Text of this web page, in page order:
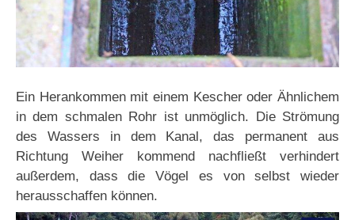
Ein Herankommen mit einem Kescher oder Ähnlichem
in dem schmalen Rohr ist unmöglich. Die Strömung
des Wassers in dem Kanal, das permanent aus
Richtung Weiher kommend nachfließt verhindert
außerdem, dass die Vögel es von selbst wieder
herausschaffen können.